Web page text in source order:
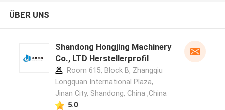
ÜBER UNS
Shandong Hongjing Machinery
Co., LTD Herstellerprofil
Room 615, Block B, Zhangqiu
Longquan International Plaza,
Jinan City, Shandong, China ,China
5.0